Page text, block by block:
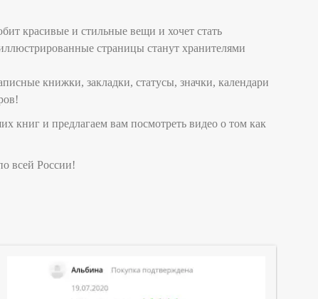
красивые и стильные вещи и хочет стать
страницы станут хранителями
книжки, закладки, статусы, значки, календари
книг и предлагаем вам посмотреть видео о том как
всей России!